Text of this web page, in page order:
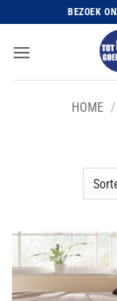
naar
inhoud
BEZOEK
HOME /